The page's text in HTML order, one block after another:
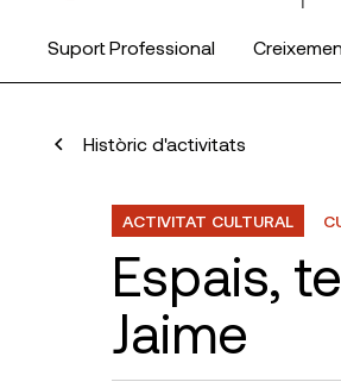
Suport Professional
Històric d'activitats
ACTIVITAT CULTURAL
Espais,
Jaime